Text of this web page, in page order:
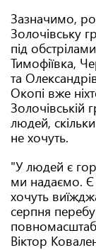
Зазначимо,
Золочівську
під
Тимофіївка,
та
Окопі вже
Золочівській
людей,
не хочуть.
"У людей є
ми надаємо.
хочуть
серпня
Віктор